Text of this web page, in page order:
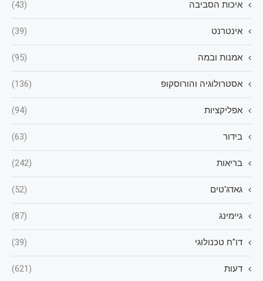
איכות הסביבה (43)
אינטרנט (39)
אמנות ובמה (95)
אסטרולוגיה והורוסקופ (136)
אפליקציות (94)
בידור (63)
בריאות (242)
גאדג'טים (52)
גיימינג (87)
דו"ח טכנולוגי (39)
דעות (621)